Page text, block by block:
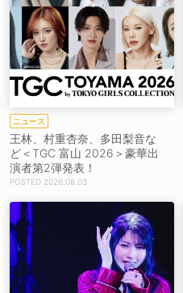
ニュース
王林、村重杏奈、多田梨音な
ど＜TGC 富山 2026＞豪華出
演者第2弾発表！
2026.08.03